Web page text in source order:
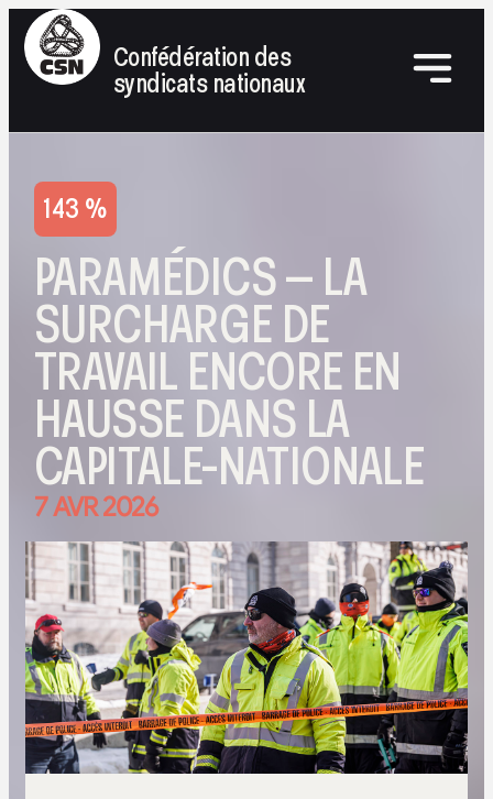
Confédération des
syndicats nationaux
143 %
PARAMÉDICS – LA
SURCHARGE DE
TRAVAIL ENCORE EN
HAUSSE DANS LA
CAPITALE-NATIONALE
7 AVR 2026